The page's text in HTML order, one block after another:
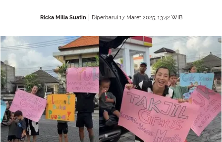
Ricka Milla Suatin Diperbarui 17 Maret 2025, 13:42 WIB